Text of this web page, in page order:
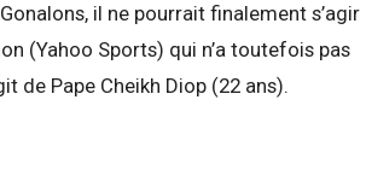
il ne pourrait finalement s’agir
(Yahoo Sports) qui n’a toutefois pas
de Pape Cheikh Diop (22 ans).